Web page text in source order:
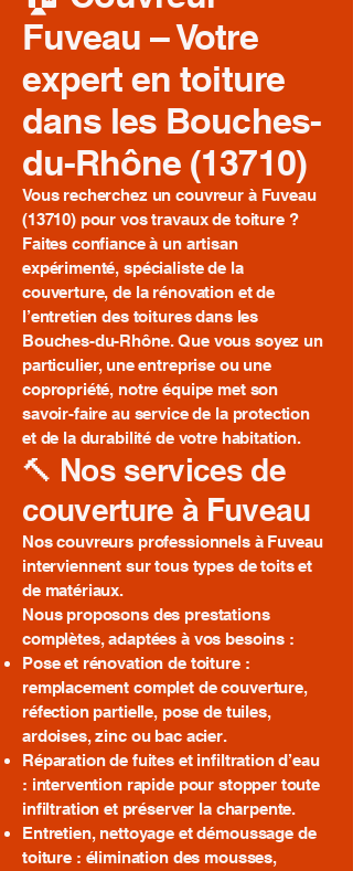
Fuveau – Votre
expert en toiture
dans les Bouches-
du-Rhône (13710)
Vous recherchez un couvreur à Fuveau
(13710) pour vos travaux de toiture ?
Faites confiance à un artisan
expérimenté, spécialiste de la
couverture, de la rénovation et de
l’entretien des toitures dans les
Bouches-du-Rhône. Que vous soyez un
particulier, une entreprise ou une
copropriété, notre équipe met son
savoir-faire au service de la protection
et de la durabilité de votre habitation.
🔨 Nos services de
couverture à Fuveau
Nos couvreurs professionnels à Fuveau
interviennent sur tous types de toits et
de matériaux.
Nous proposons des prestations
complètes, adaptées à vos besoins :
Pose et rénovation de toiture :
remplacement complet de couverture,
réfection partielle, pose de tuiles,
ardoises, zinc ou bac acier.
Réparation de fuites et infiltration d’eau
: intervention rapide pour stopper toute
infiltration et préserver la charpente.
Entretien, nettoyage et démoussage de
toiture : élimination des mousses,